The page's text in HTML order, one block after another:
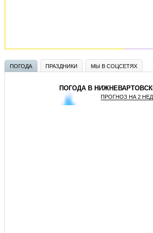
ПОГОДА ПРАЗДНИКИ МЫ В СОЦСЕТЯХ
ПОГОДА В
ПРОГНОЗ НА 2